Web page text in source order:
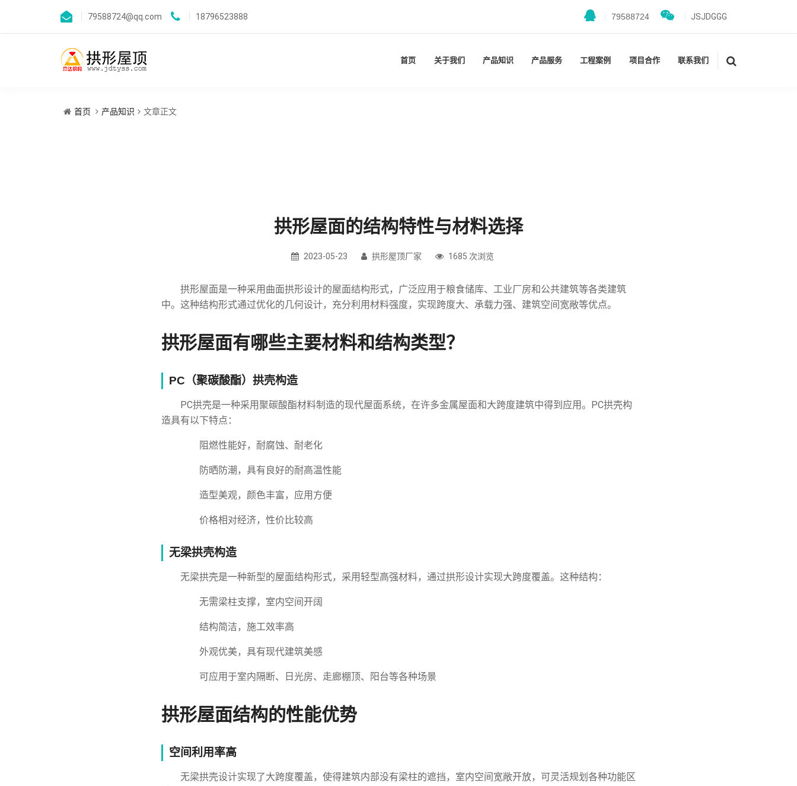
79588724@qq.com 18796523888 79588724 JSJDGGG
首页 关于我们 产品知识 产品服务 工程案例 项目合作 联系我们
首页 产品知识 文章正文
拱形屋面的结构特性与材料选择
2023-05-23 拱形屋顶厂家 1685 次浏览
拱形屋面是一种采用曲面拱形设计的屋面结构形式，广泛应用于粮食储库、工业厂房和公共建筑等各类建筑
中。这种结构形式通过优化的几何设计，充分利用材料强度，实现跨度大、承载力强、建筑空间宽敞等优点。
拱形屋面有哪些主要材料和结构类型？
PC（聚碳酸酯）拱壳构造
PC拱壳是一种采用聚碳酸酯材料制造的现代屋面系统，在许多金属屋面和大跨度建筑中得到应用。PC拱壳构
造具有以下特点：
阻燃性能好，耐腐蚀、耐老化
防晒防潮，具有良好的耐高温性能
造型美观，颜色丰富，应用方便
价格相对经济，性价比较高
无梁拱壳构造
无梁拱壳是一种新型的屋面结构形式，采用轻型高强材料，通过拱形设计实现大跨度覆盖。这种结构：
无需梁柱支撑，室内空间开阔
结构简洁，施工效率高
外观优美，具有现代建筑美感
可应用于室内隔断、日光房、走廊棚顶、阳台等各种场景
拱形屋面结构的性能优势
空间利用率高
无梁拱壳设计实现了大跨度覆盖，使得建筑内部没有梁柱的遮挡，室内空间宽敞开放，可灵活规划各种功能区